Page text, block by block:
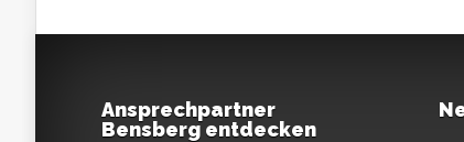
Ansprechpartner
Bensberg entdecken